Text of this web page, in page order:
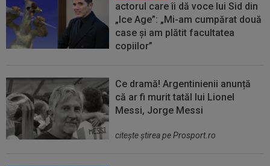
actorul care îi dă voce lui Sid din
„Ice Age”: „Mi-am cumpărat două
case și am plătit facultatea
copiilor”
Ce dramă! Argentinienii anunță
că ar fi murit tatăl lui Lionel
Messi, Jorge Messi
citeşte ştirea pe Prosport.ro